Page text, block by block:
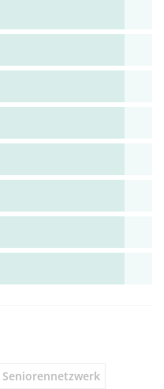
Seniorennetzwerk